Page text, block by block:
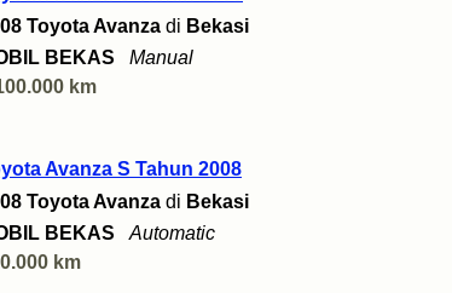
Toyota Avanza di Bekasi
BEKAS
Manual
km
Avanza S Tahun 2008
Toyota Avanza di Bekasi
BEKAS
Automatic
km